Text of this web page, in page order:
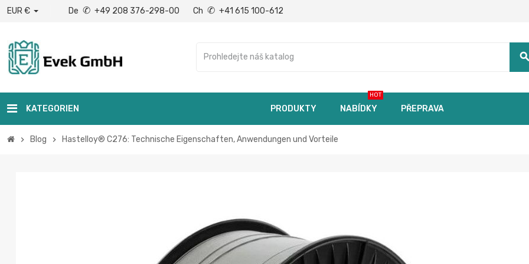
EUR € De ✆ +49 208 376-298-00 Ch ✆ +41 615 100-612
search
KATEGORIEN PRODUKTY NABÍDKY
HOT
PŘEPRAVA
chevron_right Blog chevron_right Hastelloy® C276: Technische Eigenschaften, Anwendungen und Vorteile